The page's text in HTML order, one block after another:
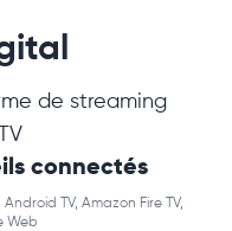
de streaming
connectés
TV, Amazon Fire TV,
Web